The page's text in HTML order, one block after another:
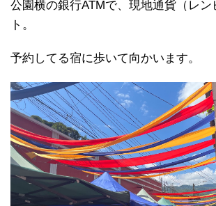
公園横の銀行ATMで、現地通貨（レン
ト。
予約してる宿に歩いて向かいます。